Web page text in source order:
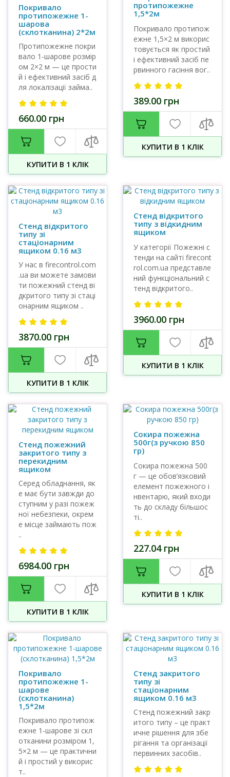
Покривало
протипожежне 1-
шарова
(склотканина) 2*2м
Протипожежне покри
вало 1-шарове розмір
ом 2×2 м — це прости
й і ефективний засіб д
ля локалізації займа..
660.00 грн
КУПИТИ В 1 КЛIК
протипожежне
1,5*2м
Покривало протипож
ежне 1,5×2 м викорис
товується як простий
і ефективний засіб пе
рвинного гасіння вог..
389.00 грн
КУПИТИ В 1 КЛIК
Стенд відкритого
типу зі
стаціонарним
ящиком 0.16 м3
У нас в firecontrol.com
.ua ви можете замови
ти пожежний стенд ві
дкритого типу зі стаці
онарним ящиком ..
3870.00 грн
КУПИТИ В 1 КЛIК
Стенд відкритого
типу з відкидним
ящиком
У категорії Пожежні с
тенди на сайті firecont
rol.com.ua представле
ний функціональний с
тенд відкритого..
3960.00 грн
КУПИТИ В 1 КЛIК
Стенд пожежний
закритого типу з
перекидним
ящиком
Серед обладнання, як
е має бути завжди до
ступним у разі пожеж
ної небезпеки, окрем
е місце займають пож
..
6984.00 грн
КУПИТИ В 1 КЛIК
Сокира пожежна
500г(з ручкою 850
гр)
Сокира пожежна 500
г — це обов’язковий
елемент пожежного і
нвентарю, який входи
ть до складу більшос
ті..
227.04 грн
КУПИТИ В 1 КЛIК
Покривало
протипожежне 1-
шарове
(склотканина)
1,5*2м
Покривало протипож
ежне 1-шарове зі скл
отканини розміром 1,
5×2 м — це практични
й і простий у викорис
т..
Стенд закритого
типу зі
стаціонарним
ящиком 0.16 м3
Стенд пожежний закр
итого типу – це практ
ичне рішення для збе
рігання та організації
первинних засобів..